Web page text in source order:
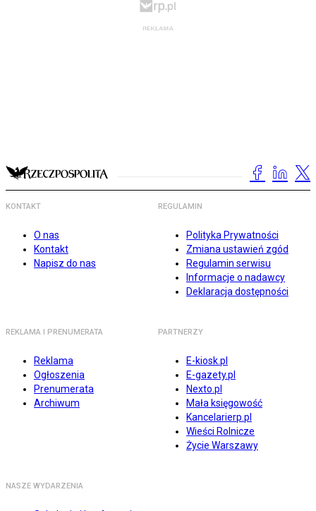
KONTAKT
O nas
Kontakt
Napisz do nas
REGULAMIN
Polityka Prywatności
Zmiana ustawień zgód
Regulamin serwisu
Informacje o nadawcy
Deklaracja dostępności
REKLAMA I PRENUMERATA
Reklama
Ogłoszenia
Prenumerata
Archiwum
PARTNERZY
E-kiosk.pl
E-gazety.pl
Nexto.pl
Mała księgowość
Kancelarierp.pl
Wieści Rolnicze
Życie Warszawy
NASZE WYDARZENIA